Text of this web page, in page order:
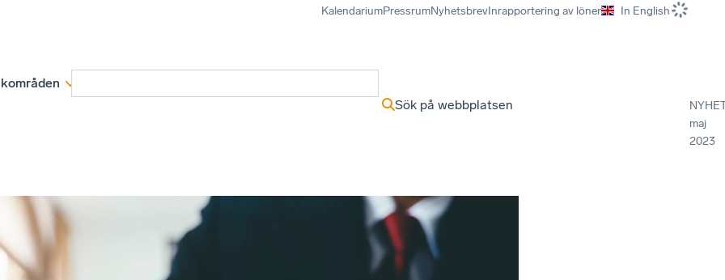
KalendariumPressrumNyhetsbrevInrapportering av löner In English
Sök på webbplatsen
maj
2023